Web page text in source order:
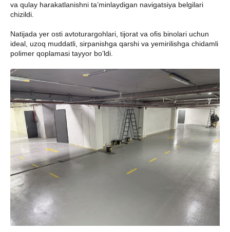
va qulay harakatlanishni ta’minlaydigan navigatsiya belgilari
chizildi.
Natijada yer osti avtoturargohlari, tijorat va ofis binolari uchun
ideal, uzoq muddatli, sirpanishga qarshi va yemirilishga chidamli
polimer qoplamasi tayyor bo’ldi.